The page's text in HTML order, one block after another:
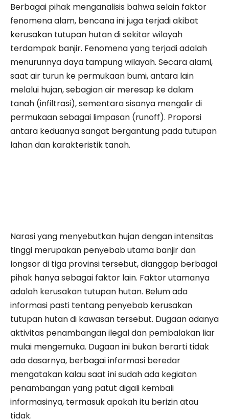
Berbagai pihak menganalisis bahwa selain faktor
fenomena alam, bencana ini juga terjadi akibat
kerusakan tutupan hutan di sekitar wilayah
terdampak banjir. Fenomena yang terjadi adalah
menurunnya daya tampung wilayah. Secara alami,
saat air turun ke permukaan bumi, antara lain
melalui hujan, sebagian air meresap ke dalam
tanah (infiltrasi), sementara sisanya mengalir di
permukaan sebagai limpasan (runoff). Proporsi
antara keduanya sangat bergantung pada tutupan
lahan dan karakteristik tanah.
​Narasi yang menyebutkan hujan dengan intensitas
tinggi merupakan penyebab utama banjir dan
longsor di tiga provinsi tersebut, dianggap berbagai
pihak hanya sebagai faktor lain. Faktor utamanya
adalah kerusakan tutupan hutan. Belum ada
informasi pasti tentang penyebab kerusakan
tutupan hutan di kawasan tersebut. Dugaan adanya
aktivitas penambangan ilegal dan pembalakan liar
mulai mengemuka. Dugaan ini bukan berarti tidak
ada dasarnya, berbagai informasi beredar
mengatakan kalau saat ini sudah ada kegiatan
penambangan yang patut digali kembali
informasinya, termasuk apakah itu berizin atau
tidak.